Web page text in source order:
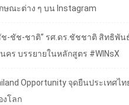
ษณะต่าง ๆ บน Instagram
ชัช-ชัช-ชาติ” รศ.ดร.ชัชชาติ สิทธิพัน
คร บรรยายในหลักสูตร #WINsX
Opportunity จุดยืนประเทศไ
งโลก